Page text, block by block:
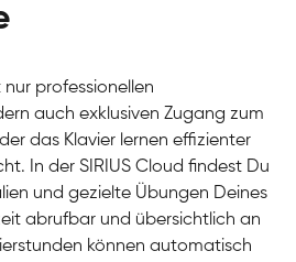
nur professionellen
auch exklusiven Zugang zum
das Klavier lernen effizienter
In der SIRIUS Cloud findest Du
und gezielte Übungen Deines
abrufbar und übersichtlich an
können automatisch